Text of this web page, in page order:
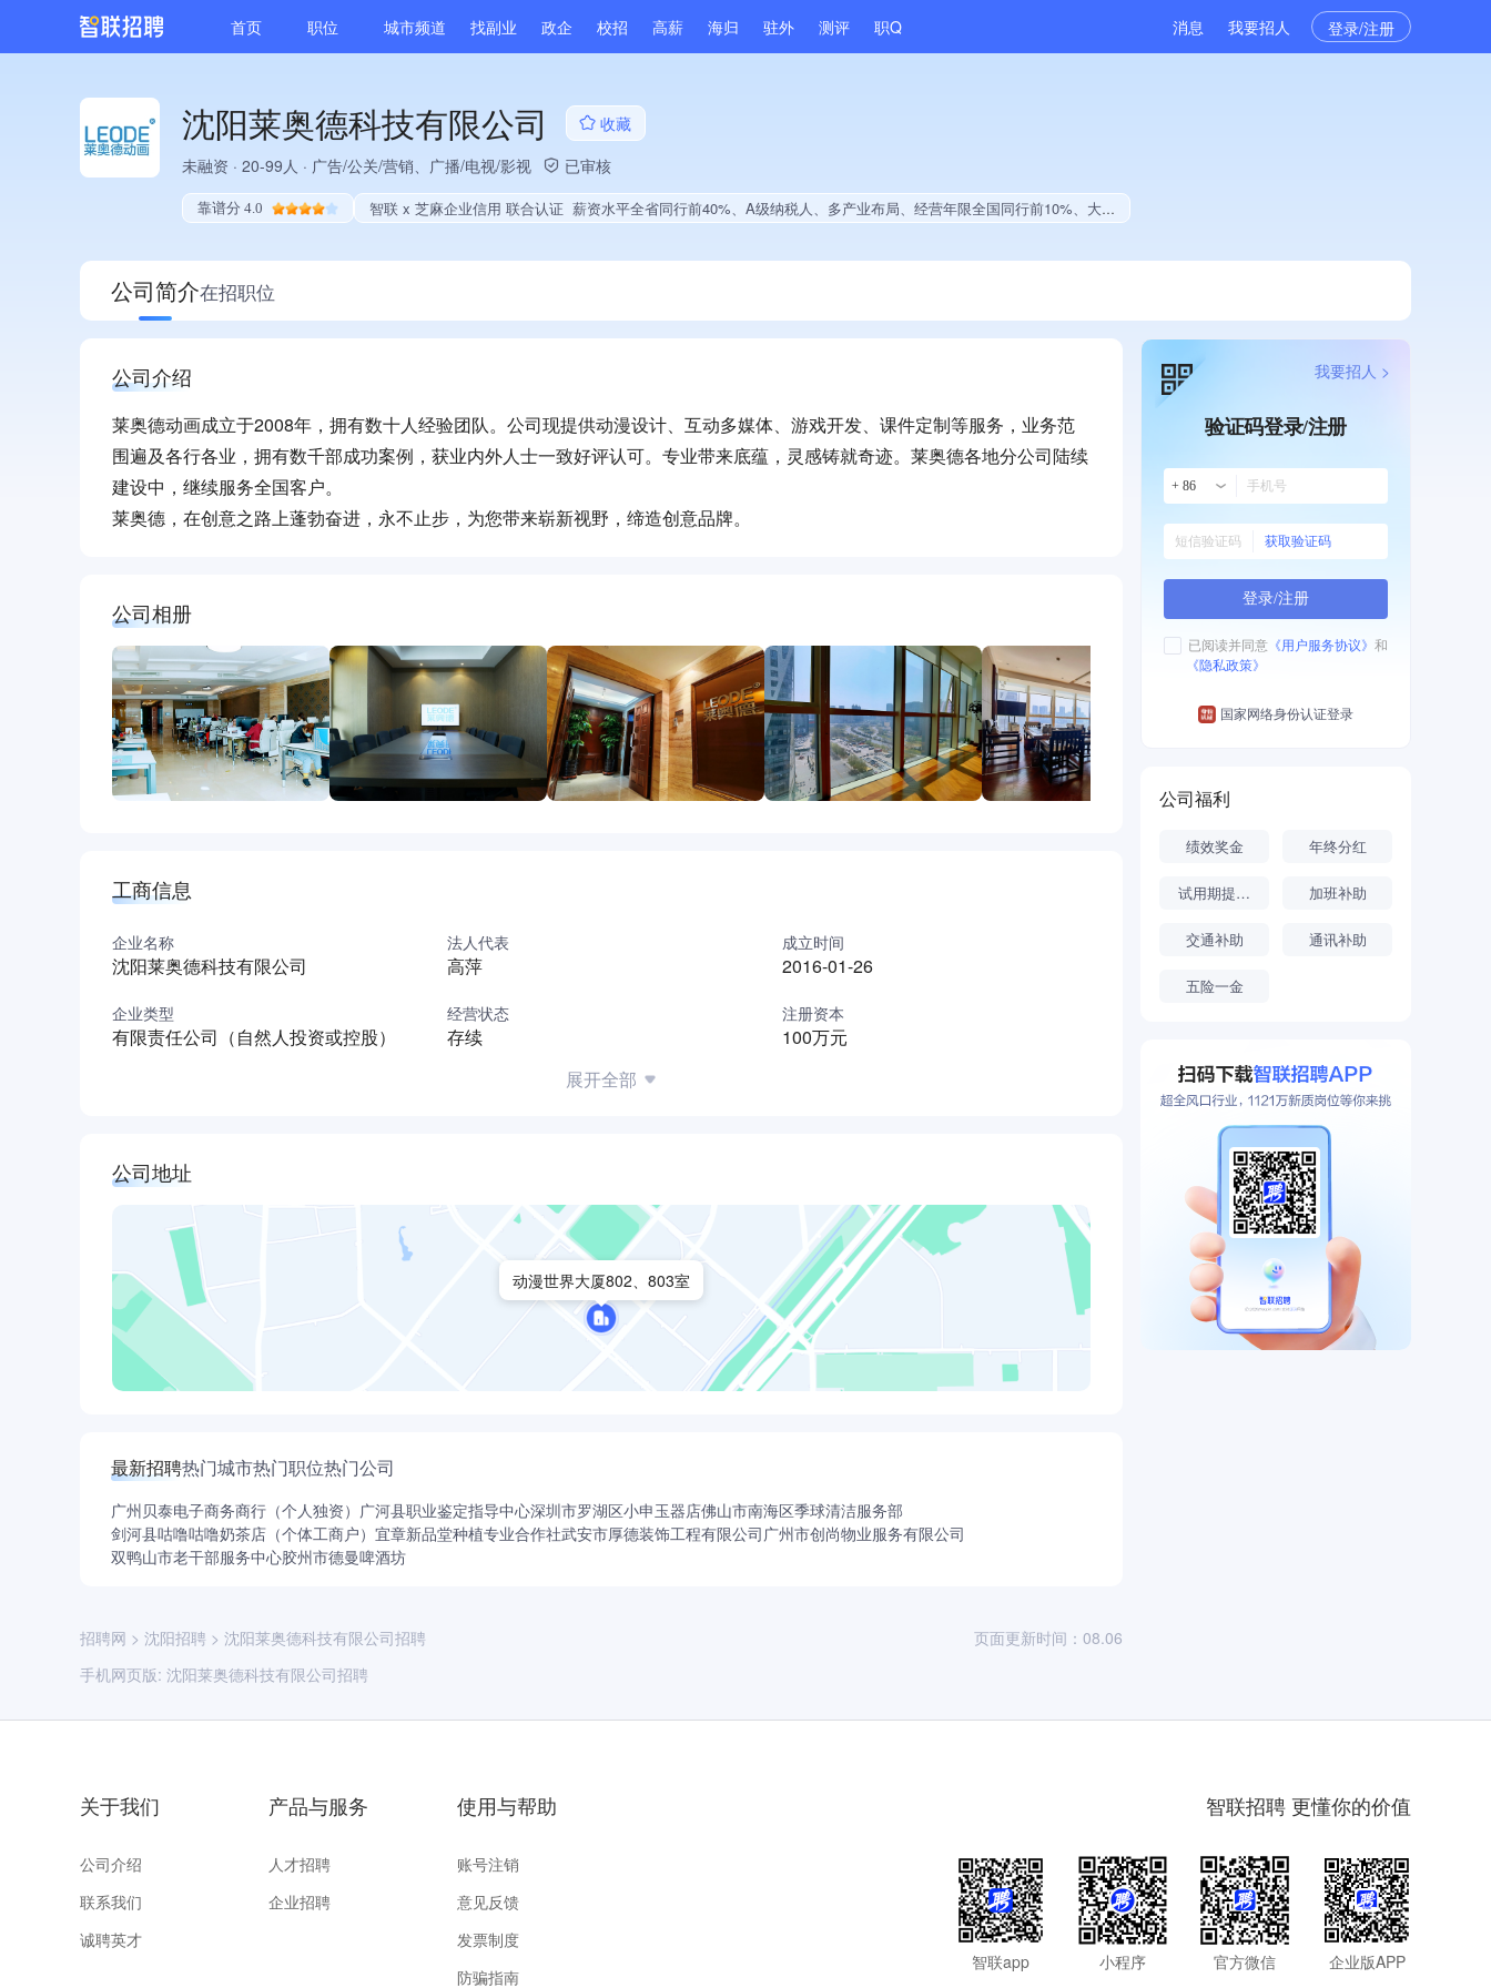
首页 职位 城市频道 找副业 政企 校招 高薪 海归 驻外 测评 职Q 消息 我要招人 登录/注册
沈阳莱奥德科技有限公司
收藏
未融资 · 20-99人 · 广告/公关/营销、广播/电视/影视 已审核
靠谱分 4.0 智联 x 芝麻企业信用 联合认证 薪资水平全省同行前40%、A级纳税人、多产业布局、经营年限全国同行前10%、大学生就业贡献、拥有多项作品、电影作品创作量位于同行前20%
公司简介在招职位
公司介绍
莱奥德动画成立于2008年，拥有数十人经验团队。公司现提供动漫设计、互动多媒体、游戏开发、课件定制等服务，业务范
围遍及各行各业，拥有数千部成功案例，获业内外人士一致好评认可。专业带来底蕴，灵感铸就奇迹。莱奥德各地分公司陆续
建设中，继续服务全国客户。
莱奥德，在创意之路上蓬勃奋进，永不止步，为您带来崭新视野，缔造创意品牌。
公司相册
工商信息
企业名称
沈阳莱奥德科技有限公司
法人代表
高萍
成立时间
2016-01-26
企业类型
有限责任公司（自然人投资或控股）
经营状态
存续
注册资本
100万元
展开全部
公司地址
动漫世界大厦802、803室
最新招聘热门城市热门职位热门公司
广州贝泰电子商务商行（个人独资） 广河县职业鉴定指导中心深圳市罗湖区小申玉器店佛山市南海区季球清洁服务部
剑河县咕噜咕噜奶茶店（个体工商户） 宜章新品堂种植专业合作社武安市厚德装饰工程有限公司广州市创尚物业服务有限公司
双鸭山市老干部服务中心胶州市德曼啤酒坊
招聘网 > 沈阳招聘 > 沈阳莱奥德科技有限公司招聘
手机网页版: 沈阳莱奥德科技有限公司招聘
页面更新时间：08.06
验证码登录/注册
+ 86
获取验证码
登录/注册
已阅读并同意 《用户服务协议》 和
《隐私政策》
国家网络身份认证登录
我要招人 >
公司福利
绩效奖金 年终分红
试用期提前转正 加班补助
交通补助 通讯补助
五险一金
关于我们
公司介绍
联系我们
诚聘英才
产品与服务
人才招聘
企业招聘
使用与帮助
账号注销
意见反馈
发票制度
防骗指南
智联招聘 更懂你的价值
智联app 小程序 官方微信 企业版APP